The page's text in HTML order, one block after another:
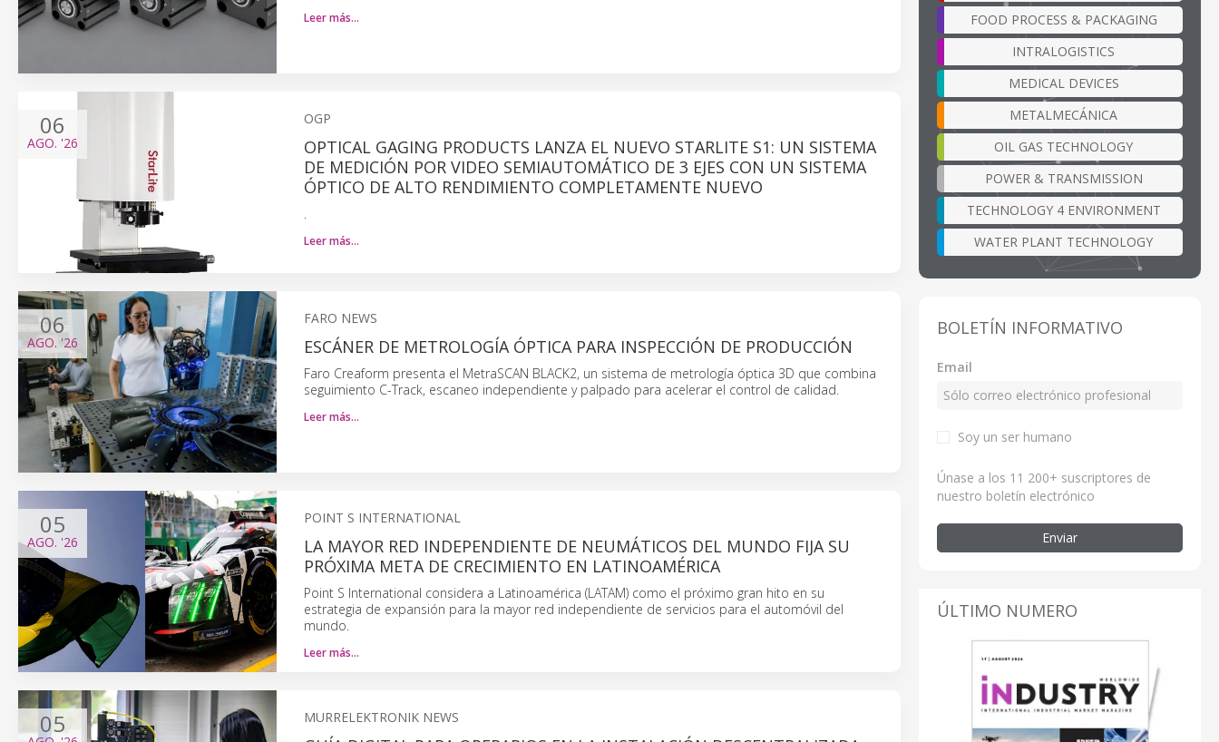
Leer más…
06
AGO. '26
OGP
OPTICAL GAGING PRODUCTS LANZA EL NUEVO STARLITE S1: UN SISTEMA
DE MEDICIÓN POR VIDEO SEMIAUTOMÁTICO DE 3 EJES CON UN SISTEMA
ÓPTICO DE ALTO RENDIMIENTO COMPLETAMENTE NUEVO
.
Leer más…
06
AGO. '26
FARO NEWS
ESCÁNER DE METROLOGÍA ÓPTICA PARA INSPECCIÓN DE PRODUCCIÓN
Faro Creaform presenta el MetraSCAN BLACK2, un sistema de metrología óptica 3D que combina
seguimiento C-Track, escaneo independiente y palpado para acelerar el control de calidad.
Leer más…
05
AGO. '26
POINT S INTERNATIONAL
LA MAYOR RED INDEPENDIENTE DE NEUMÁTICOS DEL MUNDO FIJA SU
PRÓXIMA META DE CRECIMIENTO EN LATINOAMÉRICA
Point S International considera a Latinoamérica (LATAM) como el próximo gran hito en su
estrategia de expansión para la mayor red independiente de servicios para el automóvil del
mundo.
Leer más…
05 MURRELEKTRONIK NEWS
FOOD PROCESS & PACKAGING
INTRALOGISTICS
MEDICAL DEVICES
METALMECÁNICA
OIL GAS TECHNOLOGY
POWER & TRANSMISSION
TECHNOLOGY 4 ENVIRONMENT
WATER PLANT TECHNOLOGY
BOLETÍN INFORMATIVO
Email
Soy un ser humano
Únase a los 11 200+ suscriptores de
nuestro boletín electrónico
Enviar
ÚLTIMO NUMERO